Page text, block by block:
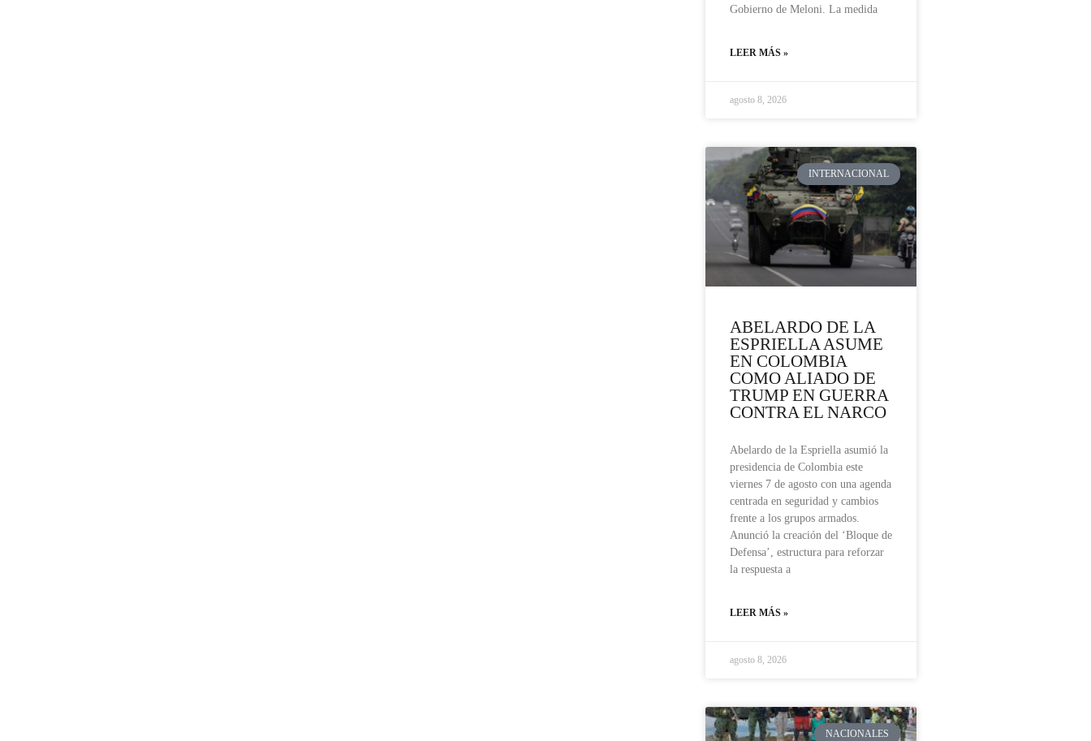
Gobierno de Meloni. La medida
LEER MÁS »
agosto 8, 2026
INTERNACIONAL
ABELARDO DE LA
ESPRIELLA ASUME
EN COLOMBIA
COMO ALIADO DE
TRUMP EN GUERRA
CONTRA EL NARCO
Abelardo de la Espriella asumió la
presidencia de Colombia este
viernes 7 de agosto con una agenda
centrada en seguridad y cambios
frente a los grupos armados.
Anunció la creación del ‘Bloque de
Defensa’, estructura para reforzar
la respuesta a
LEER MÁS »
agosto 8, 2026
NACIONALES